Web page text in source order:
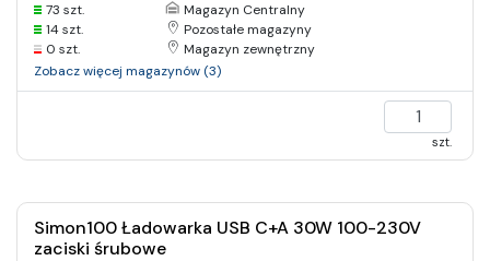
73 szt.
Magazyn Centralny
14 szt.
Pozostałe magazyny
0 szt.
Magazyn zewnętrzny
Zobacz więcej magazynów (3)
szt.
Simon100 Ładowarka USB C+A 30W 100-230V
zaciski śrubowe